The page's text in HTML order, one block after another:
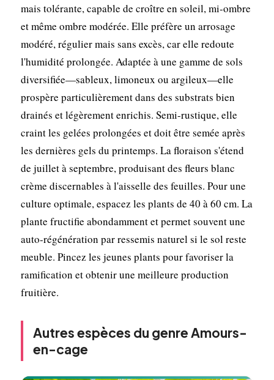
mais tolérante, capable de croître en soleil, mi-ombre
et même ombre modérée. Elle préfère un arrosage
modéré, régulier mais sans excès, car elle redoute
l'humidité prolongée. Adaptée à une gamme de sols
diversifiée—sableux, limoneux ou argileux—elle
prospère particulièrement dans des substrats bien
drainés et légèrement enrichis. Semi-rustique, elle
craint les gelées prolongées et doit être semée après
les dernières gels du printemps. La floraison s'étend
de juillet à septembre, produisant des fleurs blanc
crème discernables à l'aisselle des feuilles. Pour une
culture optimale, espacez les plants de 40 à 60 cm. La
plante fructifie abondamment et permet souvent une
auto-régénération par ressemis naturel si le sol reste
meuble. Pincez les jeunes plants pour favoriser la
ramification et obtenir une meilleure production
fruitière.
Autres espèces du genre Amours-
en-cage